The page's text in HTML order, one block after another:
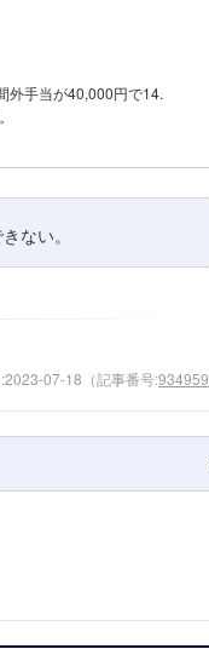
外手当が40,000円で14.
ない。
2023-07-18 （記事番号:934959